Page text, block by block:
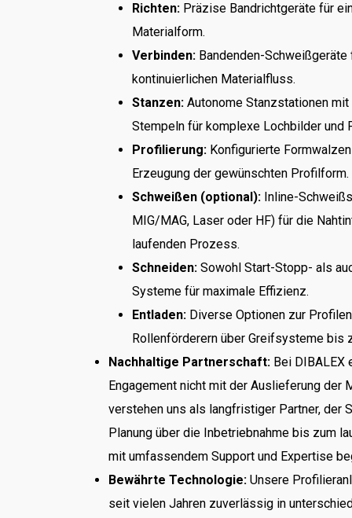
Richten:Präzise Bandrichtgeräte für
Materialform.
Verbinden:Bandenden-Schweißgeräte
kontinuierlichen Materialfluss.
Stanzen:Autonome Stanzstationen mit
Stempeln für komplexe Lochbilder und
Profilierung:Konfigurierte
Erzeugung der gewünschten Profilform.
Schweißen (optional):Inline-
MIG/MAG, Laser oder HF) für die
laufenden Prozess.
Schneiden:Sowohl Start-Stopp- als
Systeme für maximale Effizienz.
Entladen:Diverse Optionen zur
Rollenförderern über Greifsysteme bis
Nachhaltige Partnerschaft:Bei DIBALEX
Engagement nicht mit der Auslieferung der
verstehen uns als langfristiger Partner, der
Planung über die Inbetriebnahme bis zum
mit umfassendem Support und Expertise
Bewährte Technologie:Unsere
seit vielen Jahren zuverlässig in